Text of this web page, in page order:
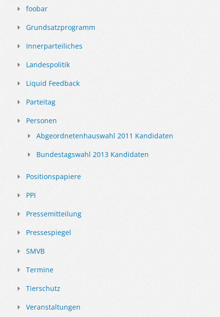
foobar
Grundsatzprogramm
Innerparteiliches
Landespolitik
Liquid Feedback
Parteitag
Personen
Abgeordnetenhauswahl 2011 Kandidaten
Bundestagswahl 2013 Kandidaten
Positionspapiere
PPI
Pressemitteilung
Pressespiegel
SMVB
Termine
Tierschutz
Veranstaltungen